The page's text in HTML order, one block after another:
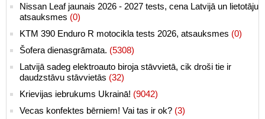
Nissan Leaf jaunais 2026 - 2027 tests, cena Latvijā un lietotāju
atsauksmes (0)
KTM 390 Enduro R motocikla tests 2026, atsauksmes (0)
Šofera dienasgrāmata. (5308)
Latvijā sadeg elektroauto biroja stāvvietā, cik droši tie ir
daudzstāvu stāvvietās (32)
Krievijas iebrukums Ukrainā! (9042)
Vecas konfektes bērniem! Vai tas ir ok? (3)